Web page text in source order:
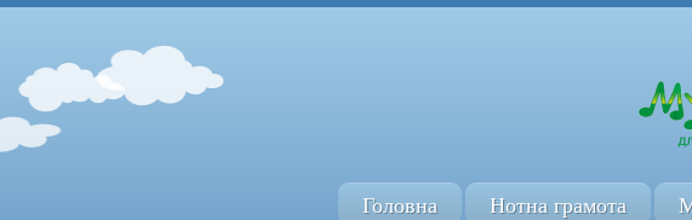
Головна Нотна грамота